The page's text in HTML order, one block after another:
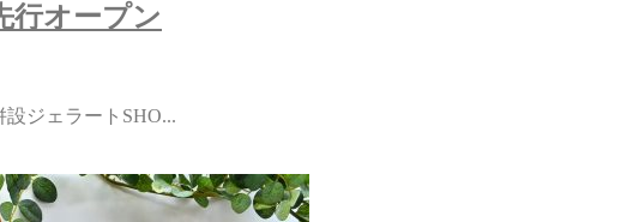
行オープン
ジェラートSHO...